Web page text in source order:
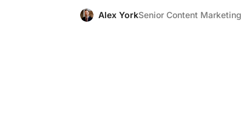
Alex YorkSenior Content